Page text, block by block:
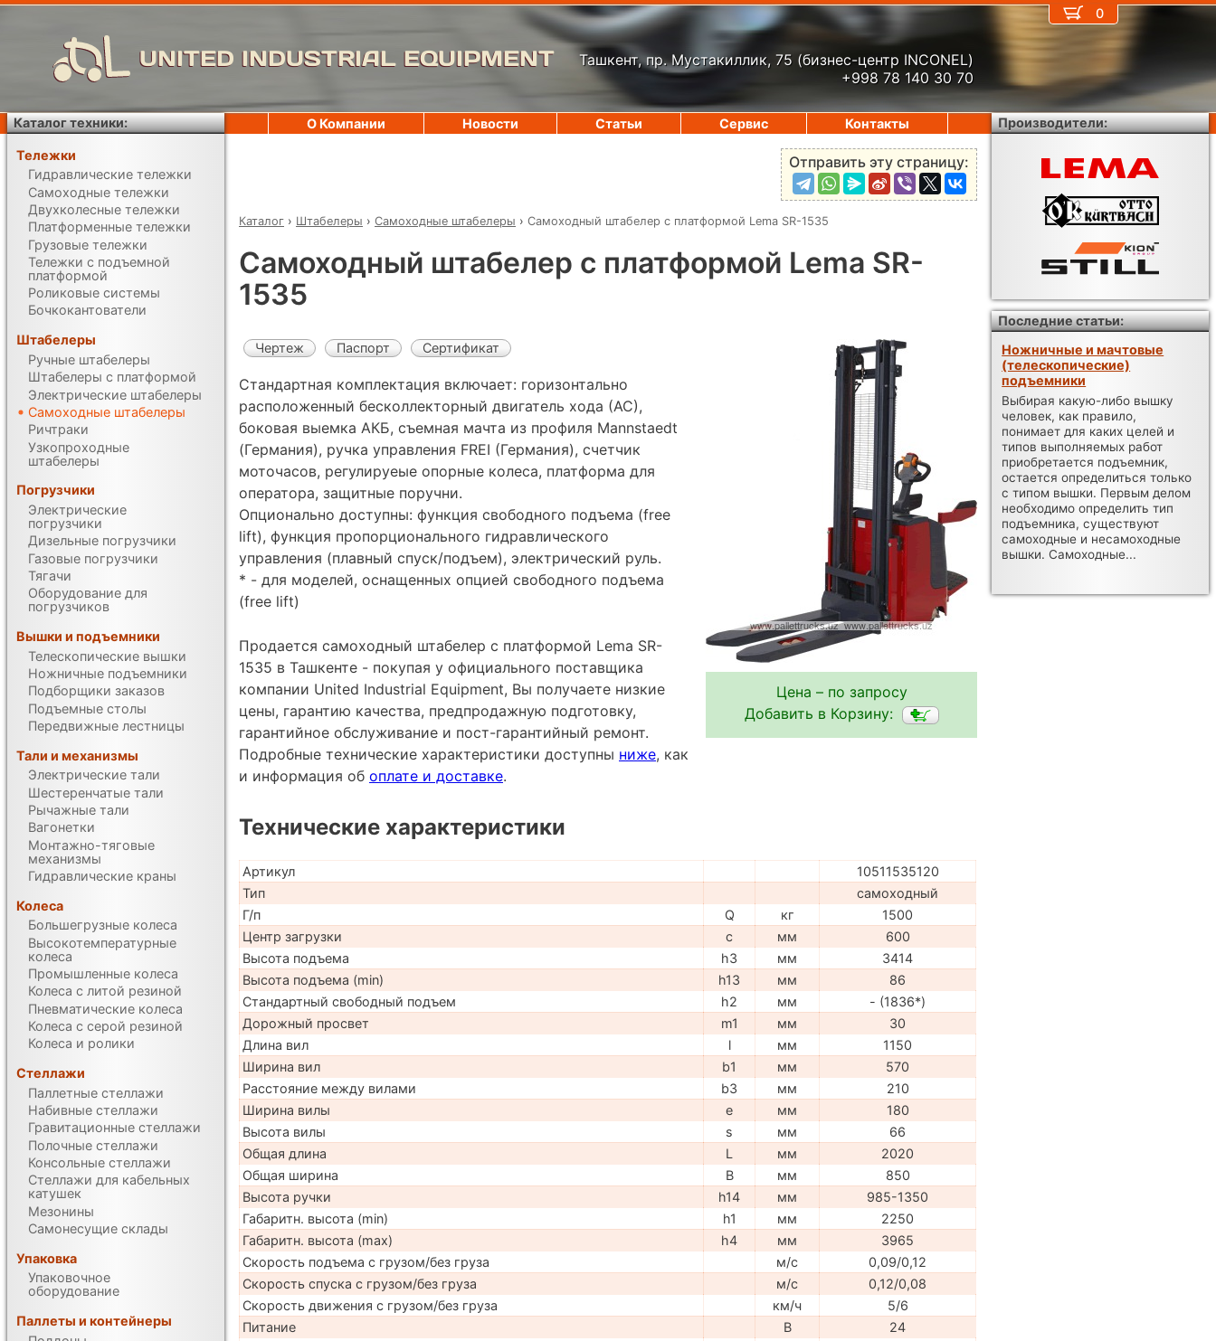
UNITED INDUSTRIAL EQUIPMENT Ташкент, пр. Мустакиллик, 75 (бизнес-центр INCONEL)
+998 78 140 30 70
Отправить эту страницу:
Каталог › Штабелеры › Самоходные штабелеры › Самоходный штабелер с платформой Lema SR-1535
Самоходный штабелер с платформой Lema SR-
1535
Цена – по запросу
Добавить в Корзину:
Чертеж Паспорт Сертификат
Стандартная комплектация включает: горизонтально
расположенный бесколлекторный двигатель хода (АС),
боковая выемка АКБ, съемная мачта из профиля Mannstaedt
(Германия), ручка управления FREI (Германия), счетчик
моточасов, регулируеые опорные колеса, платформа для
оператора, защитные поручни.
Опционально доступны: функция свободного подъема (free
lift), функция пропорционального гидравлического
управления (плавный спуск/подъем), электрический руль.
* - для моделей, оснащенных опцией свободного подъема
(free lift)
Продается самоходный штабелер с платформой Lema SR-
1535 в Ташкенте - покупая у официального поставщика
компании United Industrial Equipment, Вы получаете низкие
цены, гарантию качества, предпродажную подготовку,
гарантийное обслуживание и пост-гарантийный ремонт.
Подробные технические характеристики доступны ниже, как
и информация об оплате и доставке.
Технические характеристики
Артикул
10511535120
Тип
самоходный
Г/п
Q кг
1500
Центр загрузки
c мм
600
Высота подъема
h3 мм
3414
Высота подъема (min)
h13 мм
86
Стандартный свободный подъем
h2 мм
- (1836*)
Дорожный просвет
m1 мм
30
Длина вил
l мм
1150
Ширина вил
b1 мм
570
Расстояние между вилами
b3 мм
210
Ширина вилы
e мм
180
Высота вилы
s мм
66
Общая длина
L мм
2020
Общая ширина
B мм
850
Высота ручки
h14 мм
985-1350
Габаритн. высота (min)
h1 мм
2250
Габаритн. высота (max)
h4 мм
3965
Скорость подъема с грузом/без груза
м/с
0,09/0,12
Скорость спуска с грузом/без груза
м/с
0,12/0,08
Скорость движения с грузом/без груза
км/ч
5/6
Питание
В
24
0
О Компании Новости Статьи Сервис Контакты
Каталог техники:
Тележки
Гидравлические тележки
Самоходные тележки
Двухколесные тележки
Платформенные тележки
Грузовые тележки
Тележки с подъемной
платформой
Роликовые системы
Бочкокантователи
Штабелеры
Ручные штабелеры
Штабелеры с платформой
Электрические штабелеры
Самоходные штабелеры
Ричтраки
Узкопроходные
штабелеры
Погрузчики
Электрические
погрузчики
Дизельные погрузчики
Газовые погрузчики
Тягачи
Оборудование для
погрузчиков
Вышки и подъемники
Телескопические вышки
Ножничные подъемники
Подборщики заказов
Подъемные столы
Передвижные лестницы
Тали и механизмы
Электрические тали
Шестеренчатые тали
Рычажные тали
Вагонетки
Монтажно-тяговые
механизмы
Гидравлические краны
Колеса
Большегрузные колеса
Высокотемпературные
колеса
Промышленные колеса
Колеса с литой резиной
Пневматические колеса
Колеса с серой резиной
Колеса и ролики
Стеллажи
Паллетные стеллажи
Набивные стеллажи
Гравитационные стеллажи
Полочные стеллажи
Консольные стеллажи
Стеллажи для кабельных
катушек
Мезонины
Самонесущие склады
Упаковка
Упаковочное
оборудование
Паллеты и контейнеры
Производители:
Последние статьи:
Ножничные и мачтовые
(телескопические)
подъемники
Выбирая какую-либо вышку
человек, как правило,
понимает для каких целей и
типов выполняемых работ
приобретается подъемник,
остается определиться только
с типом вышки. Первым делом
необходимо определить тип
подъемника, существуют
самоходные и несамоходные
вышки. Самоходные...